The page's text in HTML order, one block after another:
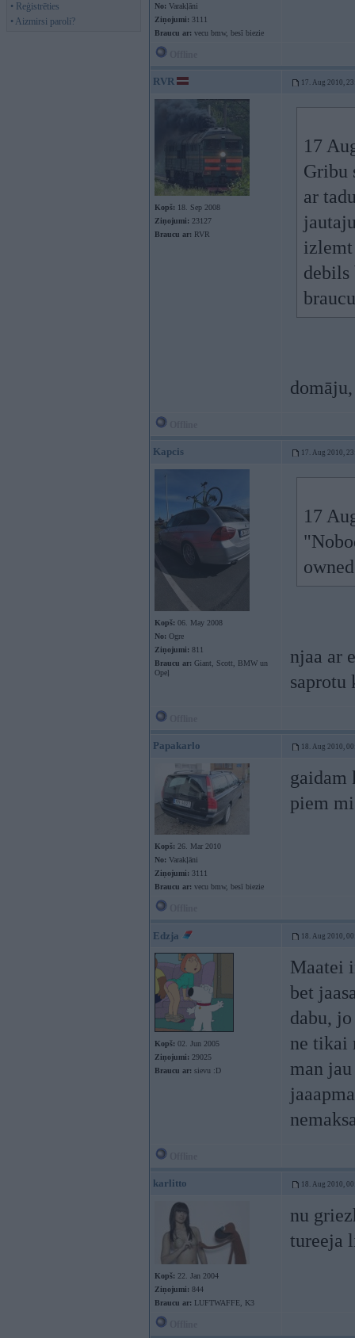
• Reģistrēties
• Aizmirsi paroli?
No: Varakļāni
Ziņojumi: 3111
Braucu ar: vecu bmw, besī biezie
RVR 17. Aug 2010,
Kopš: 18. Sep 2008
Ziņojumi: 23127
Braucu ar: RVR
17
Gribu
ar
izlemt
debils
Kapcis 17. Aug 2010,
Kopš: 06. May 2008
No: Ogre
Ziņojumi: 811
Braucu ar: Giant, Scott, BMW un
Opeļ
17
njaa ar
saprotu
Papakarlo 18. Aug 2010,
Kopš: 26. Mar 2010
No: Varakļāni
Ziņojumi: 3111
Braucu ar: vecu bmw, besī biezie
gaidam
piem
Edzja 18. Aug 2010,
Kopš: 02. Jun 2005
Ziņojumi: 29025
Braucu ar: sievu :D
Maatei
bet
dabu,
ne tikai
man
karlitto 18. Aug 2010,
Kopš: 22. Jan 2004
Ziņojumi: 844
Braucu ar: LUFTWAFFE, K3
nu
tureeja